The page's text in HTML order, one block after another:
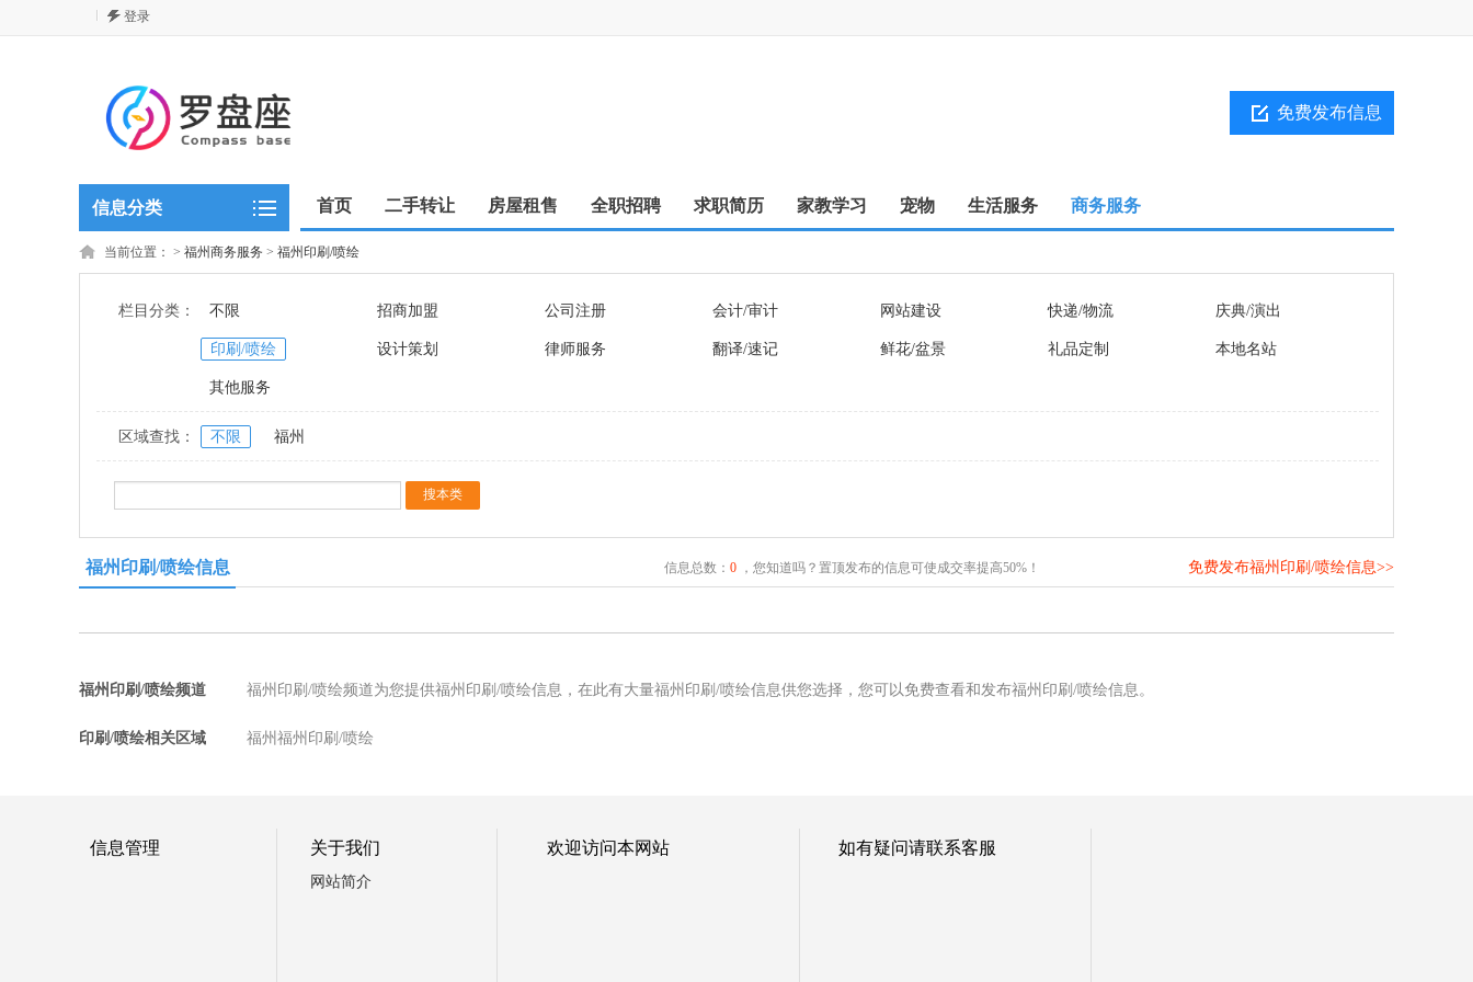
登录
免费发布信息
信息分类 首页 二手转让 房屋租售 全职招聘 求职简历 家教学习 宠物 生活服务 商务服务
当前位置： > 福州商务服务 > 福州印刷/喷绘
栏目分类： 不限 招商加盟 公司注册 会计/审计 网站建设 快递/物流 庆典/演出
印刷/喷绘 设计策划 律师服务 翻译/速记 鲜花/盆景 礼品定制 本地名站
其他服务
区域查找： 不限 福州
福州印刷/喷绘信息 信息总数： 0，您知道吗？置顶发布的信息可使成交率提高50%！ 免费发布福州印刷/喷绘信息>>
福州印刷/喷绘频道 福州印刷/喷绘频道为您提供福州印刷/喷绘信息，在此有大量福州印刷/喷绘信息供您选择，您可以免费查看和发布福州印刷/喷绘信息。
印刷/喷绘相关区域 福州福州印刷/喷绘
信息管理 关于我们
网站简介
欢迎访问本网站 如有疑问请联系客服